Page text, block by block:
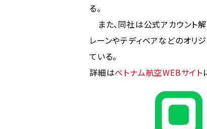
る。
また、同社は公式アカウント
レーンやテディベアなどのオリ
ている。
詳細はベトナム航空WEBサイト